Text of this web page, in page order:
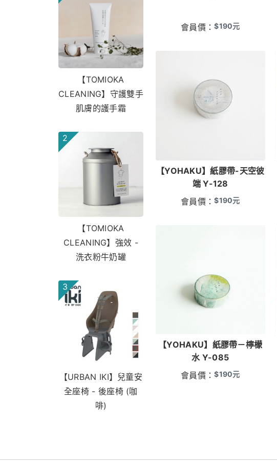
【TOMIOKA
CLEANING】守護雙手
肌膚的護手霜
2
【TOMIOKA
CLEANING】強效 -
洗衣粉牛奶罐
3
【URBAN IKI】兒童安
全座椅 - 後座椅 (咖
啡)
會員價：$190元
【YOHAKU】紙膠帶-天空彼
端 Y-128
會員價：$190元
【YOHAKU】紙膠帶－檸檬
水 Y-085
會員價：$190元